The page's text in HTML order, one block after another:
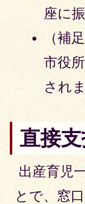
座に
（補
市役
され
直接
出産育児
とで、窓